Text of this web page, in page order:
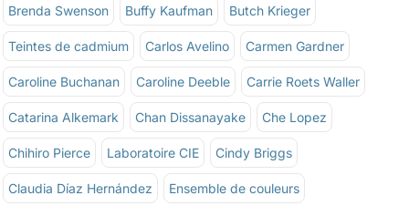
Brenda Swenson Buffy Kaufman Butch Krieger
Teintes de cadmium Carlos Avelino Carmen Gardner
Caroline Buchanan Caroline Deeble Carrie Roets Waller
Catarina Alkemark Chan Dissanayake Che Lopez
Chihiro Pierce Laboratoire CIE Cindy Briggs
Claudia Díaz Hernández Ensemble de couleurs